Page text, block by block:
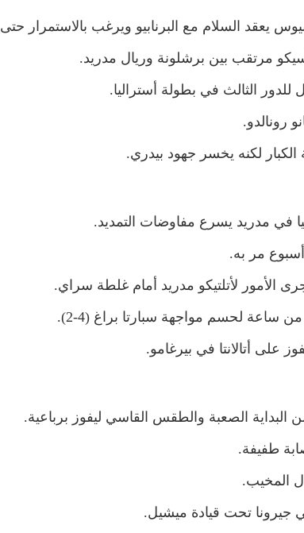
يعقد السلام مع البرنابيو ويرغب بالاستمرار حتى 2027.
مرتقب بين برشلونة وريال مدريد.
للدور الثالث في بطولة أستراليا.
رونالدو.
الكبار لكنه يخسر جهود بيدري.
في مدريد يسرع مفاوضات التمديد.
مر به.
لأتلتيكو مدريد أمام غلطة سراي.
ساعة لحسم مواجهة سبارتا براغ (4-2).
على أتالانتا في بيرغامو.
الصعبة والطقس القاسي ليفوز برباعية.
طفيفة.
المخيب.
جيرونا تحت قيادة ميشيل.